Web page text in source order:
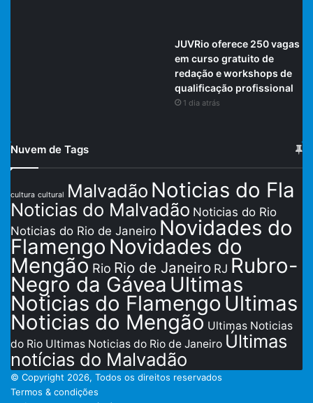
JUVRio oferece 250 vagas
em curso gratuito de
redação e workshops de
qualificação profissional
1 dia atrás
Nuvem de Tags
cultura cultural Malvadão Noticias do Fla
Noticias do Malvadão Noticias do Rio
Noticias do Rio de Janeiro Novidades do
Flamengo Novidades do
Mengão Rio Rio de Janeiro RJ Rubro-
Negro da Gávea Ultimas
Noticias do Flamengo Ultimas
Noticias do Mengão Ultimas Noticias
do Rio Ultimas Noticias do Rio de Janeiro Últimas
notícias do Malvadão
© Copyright 2026, Todos os direitos reservados
Termos & condições